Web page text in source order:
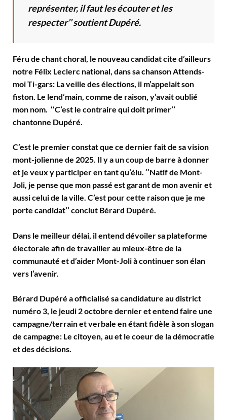
représenter, il faut les écouter et les
respecter’’ soutient Dupéré.
Féru de chant choral, le nouveau candidat cite d’ailleurs
notre Félix Leclerc national, dans sa chanson Attends-
moi Ti-gars: La veille des élections, il m’appelait son
fiston. Le lend’main, comme de raison, y’avait oublié
mon nom. ‘‘C’est le contraire qui doit primer’’
chantonne Dupéré.
C’est le premier constat que ce dernier fait de sa vision
mont-jolienne de 2025. Il y a un coup de barre à donner
et je veux y participer en tant qu’élu. ‘‘Natif de Mont-
Joli, je pense que mon passé est garant de mon avenir et
aussi celui de la ville. C’est pour cette raison que je me
porte candidat’’ conclut Bérard Dupéré.
Dans le meilleur délai, il entend dévoiler sa plateforme
électorale afin de travailler au mieux-être de la
communauté et d’aider Mont-Joli à continuer son élan
vers l’avenir.
Bérard Dupéré a officialisé sa candidature au district
numéro 3, le jeudi 2 octobre dernier et entend faire une
campagne/terrain et verbale en étant fidèle à son slogan
de campagne: Le citoyen, au et le coeur de la démocratie
et des décisions.